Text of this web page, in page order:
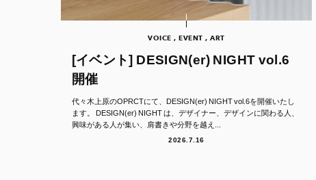
VOICE , EVENT , ART
[イベント] DESIGN(er) NIGHT vol.6
開催
代々木上原のOPRCTにて、DESIGN(er) NIGHT vol.6を開催いたし
ます。 DESIGN(er) NIGHT は、デザイナー、デザインに関わる人、
興味がある人が集い、肩書きや分野を越え...
2026.7.16